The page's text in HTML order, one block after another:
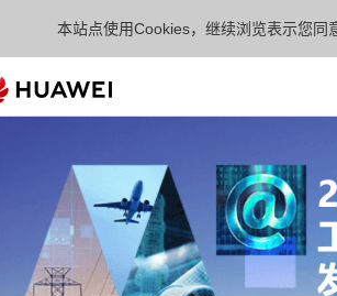
本站点使用Cookies，继续浏览表示您同